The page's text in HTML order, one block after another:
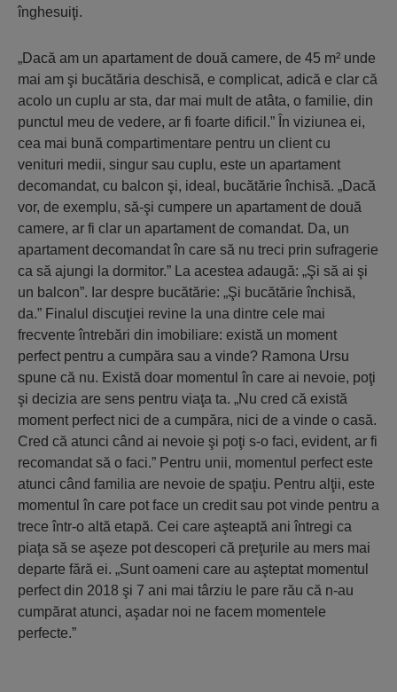
înghesuiţi.
„Dacă am un apartament de două camere, de 45 m² unde
mai am şi bucătăria deschisă, e complicat, adică e clar că
acolo un cuplu ar sta, dar mai mult de atâta, o familie, din
punctul meu de vedere, ar fi foarte dificil.” În viziunea ei,
cea mai bună compartimentare pentru un client cu
venituri medii, singur sau cuplu, este un apartament
decomandat, cu balcon şi, ideal, bucătărie închisă. „Dacă
vor, de exemplu, să-şi cumpere un apartament de două
camere, ar fi clar un apartament de comandat. Da, un
apartament decomandat în care să nu treci prin sufragerie
ca să ajungi la dormitor.” La acestea adaugă: „Şi să ai şi
un balcon”. Iar despre bucătărie: „Şi bucătărie închisă,
da.” Finalul discuţiei revine la una dintre cele mai
frecvente întrebări din imobiliare: există un moment
perfect pentru a cumpăra sau a vinde? Ramona Ursu
spune că nu. Există doar momentul în care ai nevoie, poţi
şi decizia are sens pentru viaţa ta. „Nu cred că există
moment perfect nici de a cumpăra, nici de a vinde o casă.
Cred că atunci când ai nevoie şi poţi s-o faci, evident, ar fi
recomandat să o faci.” Pentru unii, momentul perfect este
atunci când familia are nevoie de spaţiu. Pentru alţii, este
momentul în care pot face un credit sau pot vinde pentru a
trece într-o altă etapă. Cei care aşteaptă ani întregi ca
piaţa să se aşeze pot descoperi că preţurile au mers mai
departe fără ei. „Sunt oameni care au aşteptat momentul
perfect din 2018 şi 7 ani mai târziu le pare rău că n-au
cumpărat atunci, aşadar noi ne facem momentele
perfecte.”